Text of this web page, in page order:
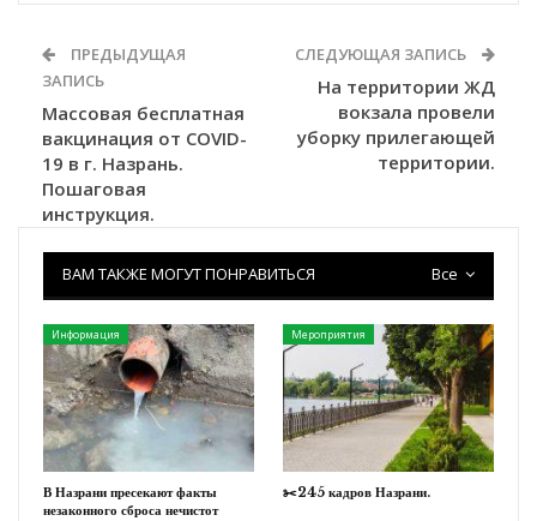
ПРЕДЫДУЩАЯ
ЗАПИСЬ
Массовая бесплатная
вакцинация от COVID-
19 в г. Назрань.
Пошаговая
инструкция.
СЛЕДУЮЩАЯ ЗАПИСЬ
На территории ЖД
вокзала провели
уборку прилегающей
территории.
Все
ВАМ ТАКЖЕ МОГУТ ПОНРАВИТЬСЯ
Информация
В Назрани пресекают факты
незаконного сброса нечистот
Мероприятия
✂️245 кадров Назрани.